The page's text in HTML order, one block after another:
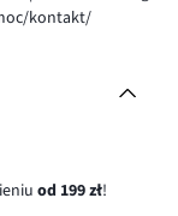
kontakt/
od 199 zł!